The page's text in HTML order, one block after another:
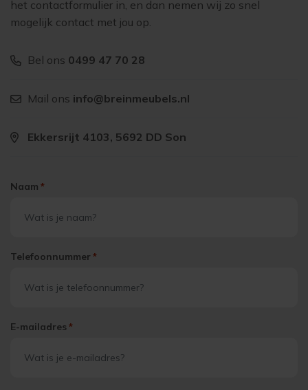
het contactformulier in, en dan nemen wij zo snel
mogelijk contact met jou op.
Bel ons 0499 47 70 28
Mail ons info@breinmeubels.nl
Ekkersrijt 4103, 5692 DD Son
Naam *
Telefoonnummer *
E-mailadres *